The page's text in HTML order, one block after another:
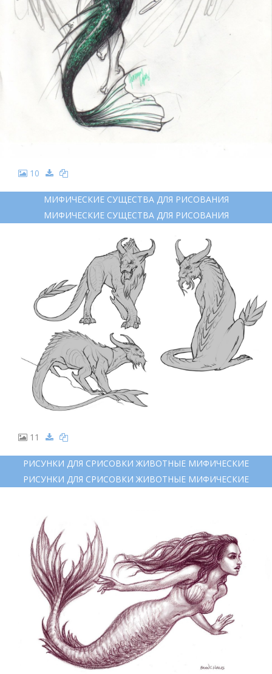
10
МИФИЧЕСКИЕ СУЩЕСТВА ДЛЯ РИСОВАНИЯ
МИФИЧЕСКИЕ СУЩЕСТВА ДЛЯ РИСОВАНИЯ
11
РИСУНКИ ДЛЯ СРИСОВКИ ЖИВОТНЫЕ МИФИЧЕСКИЕ
РИСУНКИ ДЛЯ СРИСОВКИ ЖИВОТНЫЕ МИФИЧЕСКИЕ